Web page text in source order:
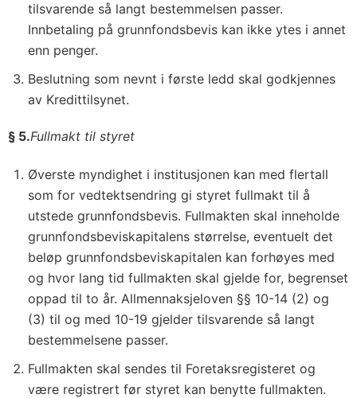
tilsvarende så langt bestemmelsen passer.
Innbetaling på grunnfondsbevis kan ikke ytes i annet
enn penger.
Beslutning som nevnt i første ledd skal godkjennes
av Kredittilsynet.
§ 5.Fullmakt til styret
Øverste myndighet i institusjonen kan med flertall
som for vedtektsendring gi styret fullmakt til å
utstede grunnfondsbevis. Fullmakten skal inneholde
grunnfondsbeviskapitalens størrelse, eventuelt det
beløp grunnfondsbeviskapitalen kan forhøyes med
og hvor lang tid fullmakten skal gjelde for, begrenset
oppad til to år. Allmennaksjeloven §§ 10-14 (2) og
(3) til og med 10-19 gjelder tilsvarende så langt
bestemmelsene passer.
Fullmakten skal sendes til Foretaksregisteret og
være registrert før styret kan benytte fullmakten.